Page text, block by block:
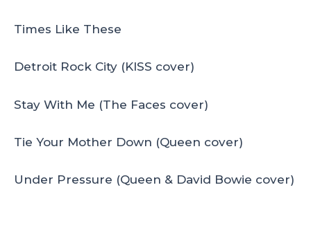
Times Like These
Detroit Rock City (KISS cover)
Stay With Me (The Faces cover)
Tie Your Mother Down (Queen cover)
Under Pressure (Queen & David Bowie cover)